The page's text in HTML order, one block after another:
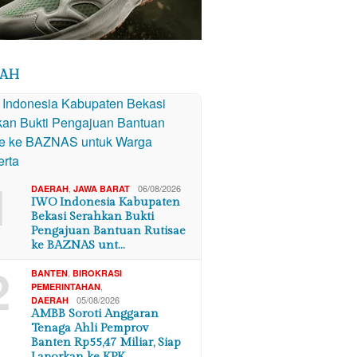
DAERAH ,JAWA BARAT 06/08/2026
IWO Indonesia Kabupaten
Bekasi Serahkan Bukti
Pengajuan Bantuan Rutisae
ke BAZNAS unt…
BANTEN ,BIROKRASI
PEMERINTAHAN
DAERAH 05/08/2026
AMBB Soroti Anggaran
Tenaga Ahli Pemprov
Banten Rp55,47 Miliar, Siap